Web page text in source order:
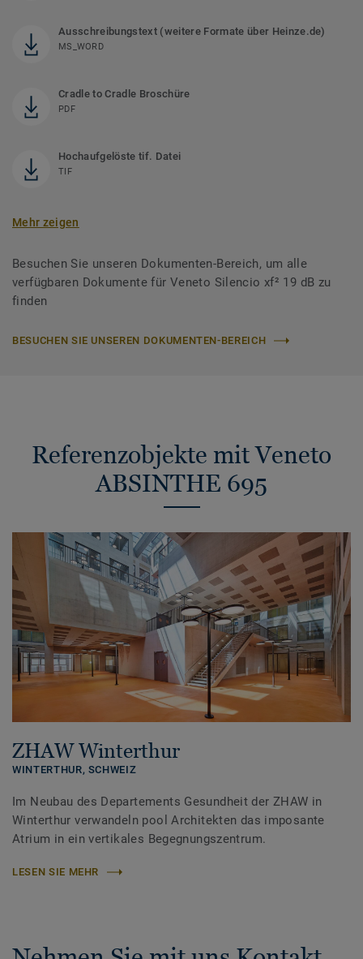
Ausschreibungstext (weitere Formate über Heinze.de)
MS_WORD
Cradle to Cradle Broschüre
PDF
Hochaufgelöste tif. Datei
TIF
Mehr zeigen
Besuchen Sie unseren Dokumenten-Bereich, um alle
verfügbaren Dokumente für Veneto Silencio xf² 19 dB zu
finden
BESUCHEN SIE UNSEREN DOKUMENTEN-BEREICH
Referenzobjekte mit Veneto
ABSINTHE 695
ZHAW Winterthur
WINTERTHUR, SCHWEIZ
Im Neubau des Departements Gesundheit der ZHAW in
Winterthur verwandeln pool Architekten das imposante
Atrium in ein vertikales Begegnungszentrum.
LESEN SIE MEHR